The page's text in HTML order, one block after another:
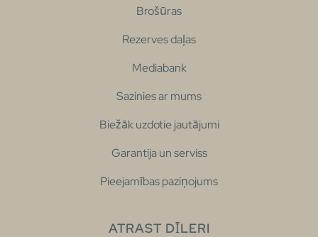
Brošūras
Rezerves daļas
Mediabank
Sazinies ar mums
Biežāk uzdotie jautājumi
Garantija un serviss
Pieejamības paziņojums
ATRAST DĪLERI